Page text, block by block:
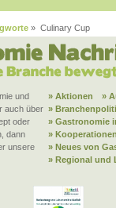
» Culinary Cup
und
auch über
oder
dann
unsere
» Aktionen »
»
» Gastronomie
» Kooperationen
» Neues von
» Regional und